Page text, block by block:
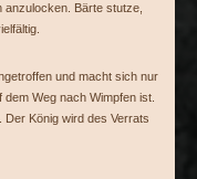
Bärte stutze,
und macht sich nur
Weg nach Wimpfen ist.
König wird des Verrats